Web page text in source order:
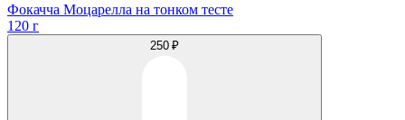
Фокачча Моцарелла на тонком тесте
120 г
250 ₽